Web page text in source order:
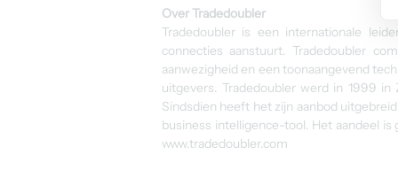
Over Tradedoubler
Tradedoubler is een internationale
connecties aanstuurt. Tradedoubler
aanwezigheid en een toonaangevend
uitgevers. Tradedoubler werd in 1999
Sindsdien heeft het zijn aanbod
business intelligence-tool. Het aandeel
www.tradedoubler.com